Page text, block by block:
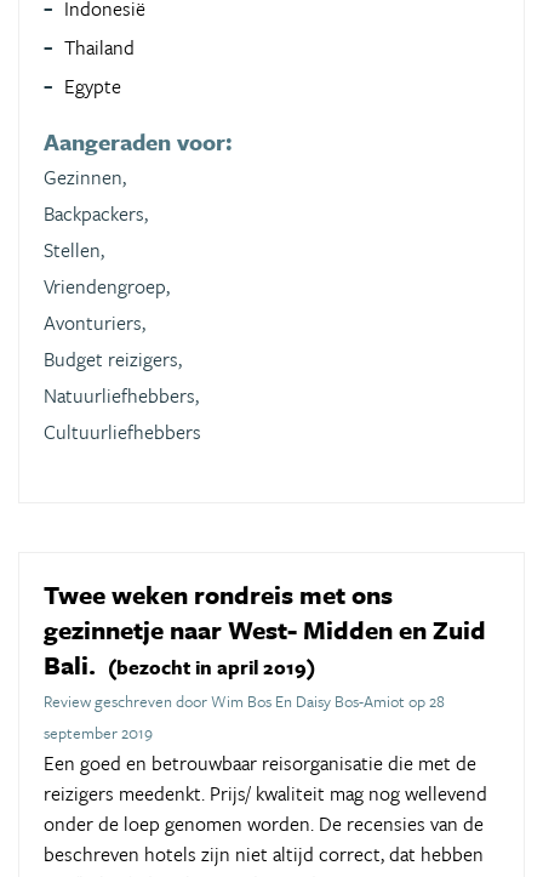
Indonesië
Thailand
Egypte
Aangeraden voor:
Gezinnen,
Backpackers,
Stellen,
Vriendengroep,
Avonturiers,
Budget reizigers,
Natuurliefhebbers,
Cultuurliefhebbers
Twee weken rondreis met ons
gezinnetje naar West- Midden en Zuid
Bali. (bezocht in april 2019)
Review geschreven door Wim Bos En Daisy Bos-Amiot op 28
september 2019
Een goed en betrouwbaar reisorganisatie die met de
reizigers meedenkt. Prijs/ kwaliteit mag nog wellevend
onder de loep genomen worden. De recensies van de
beschreven hotels zijn niet altijd correct, dat hebben